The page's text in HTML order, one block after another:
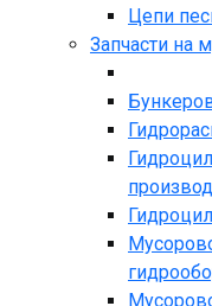
Цепи
Запчасти на